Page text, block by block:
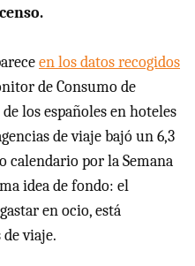
en los datos recogidos
de Consumo de
los españoles en hoteles
de viaje bajó un 6,3
calendario por la Semana
idea de fondo: el
en ocio, está
viaje.